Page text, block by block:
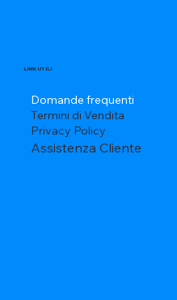
LINK UTILI
Domande frequenti
Termini di Vendita
Privacy Policy
Assistenza Cliente